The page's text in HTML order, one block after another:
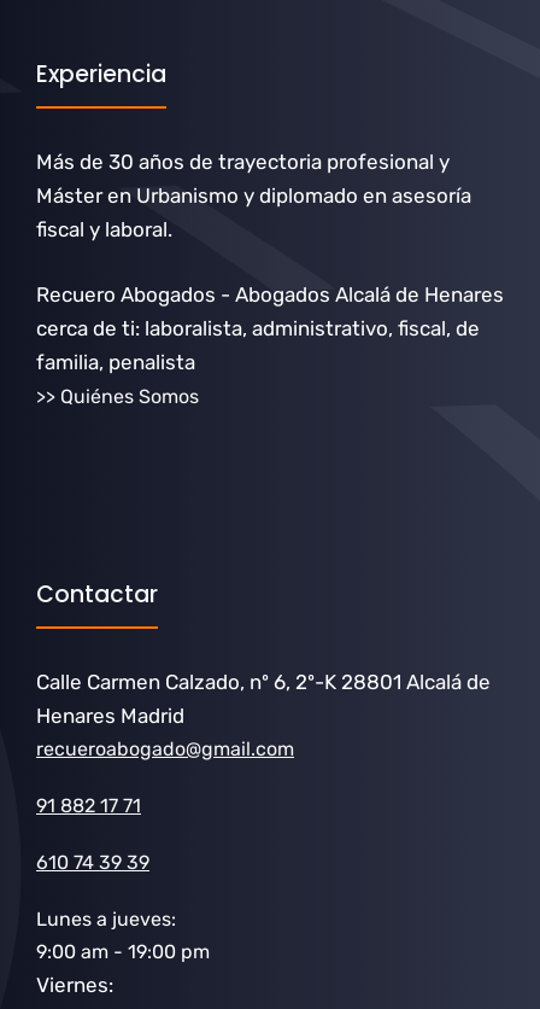
Experiencia
Más de 30 años de trayectoria profesional y
Máster en Urbanismo y diplomado en asesoría
fiscal y laboral.
Recuero Abogados - Abogados Alcalá de Henares
cerca de ti: laboralista, administrativo, fiscal, de
familia, penalista
>> Quiénes Somos
Contactar
Calle Carmen Calzado, nº 6, 2º-K 28801 Alcalá de
Henares Madrid
recueroabogado@gmail.com
91 882 17 71
610 74 39 39
Lunes a jueves:
9:00 am - 19:00 pm
Viernes: